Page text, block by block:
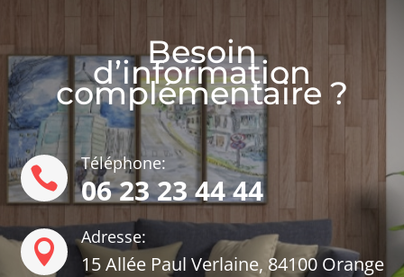
Besoin
d’information
complémentaire ?

Téléphone:
06 23 23 44 44

Adresse:
15 Allée Paul Verlaine, 84100 Orange